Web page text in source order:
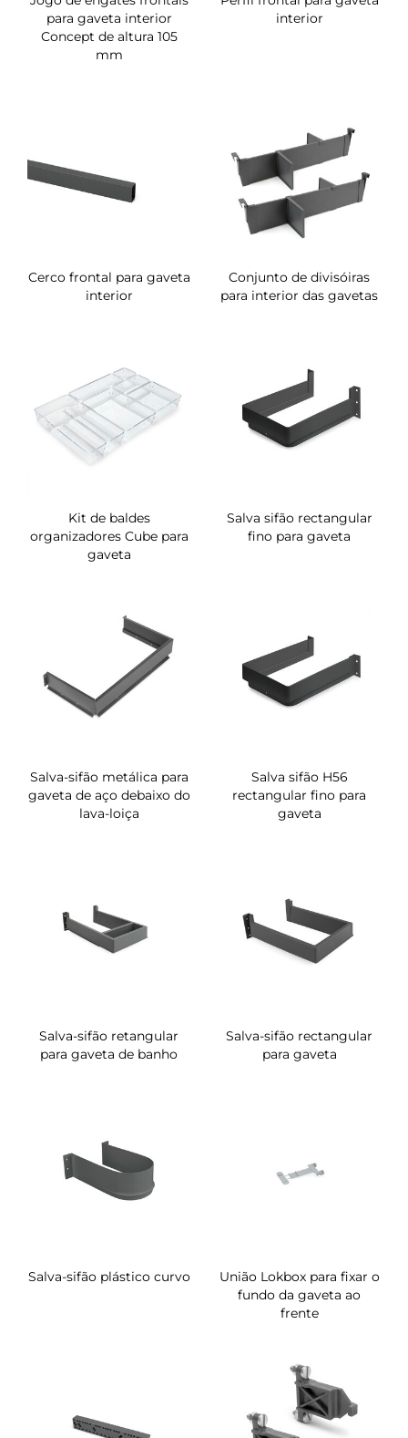
para gaveta interior
Concept de altura 105
mm
interior
Cerco frontal para gaveta
interior
Conjunto de divisóiras
para interior das gavetas
Kit de baldes
organizadores Cube para
gaveta
Salva sifão rectangular
fino para gaveta
Salva-sifão metálica para
gaveta de aço debaixo do
lava-loiça
Salva sifão H56
rectangular fino para
gaveta
Salva-sifão retangular
para gaveta de banho
Salva-sifão rectangular
para gaveta
Salva-sifão plástico curvo
União Lokbox para fixar o
fundo da gaveta ao
frente